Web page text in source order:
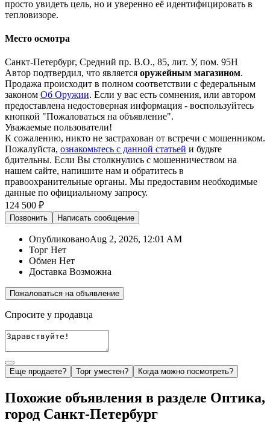
просто увидеть цель, но и уверенно её идентифицировать в
тепловизоре.
Место осмотра
Санкт-Петербург, Средний пр. В.О., 85, лит. У, пом. 95Н
Автор подтвердил, что является оружейным магазином.
Продажа происходит в полном соответствии с федеральным
законом Об Оружии. Если у вас есть сомнения, или автором
предоставлена недостоверная информация - воспользуйтесь
кнопкой "Пожаловаться на объявление".
Уважаемые пользователи!
К сожалению, никто не застрахован от встречи с мошенником.
Пожалуйста, ознакомьтесь с данной статьей и будьте
бдительны. Если Вы столкнулись с мошенничеством на
нашем сайте, напишите нам и обратитесь в
правоохранительные органы. Мы предоставим необходимые
данные по официальному запросу.
124 500 ₽
Позвонить Написать сообщение
ОпубликованоAug 2, 2026, 12:01 AM
Торг Нет
Обмен Нет
Доставка Возможна
Пожаловаться на объявление
Спросите у продавца
Еще продаете? Торг уместен? Когда можно посмотреть?
Похожие объявления в разделе Оптика,
город Санкт-Петербург